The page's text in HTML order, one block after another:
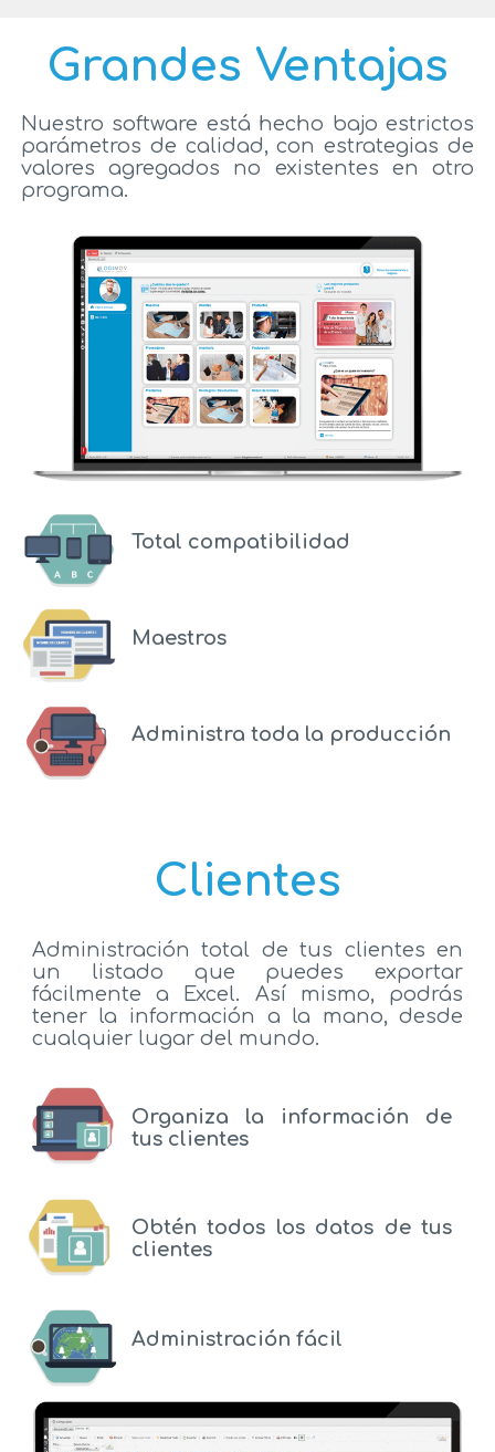
Grandes Ventajas
Nuestro software está hecho bajo estrictos
parámetros de calidad, con estrategias de
valores agregados no existentes en otro
programa.
Total compatibilidad
Maestros
Administra toda la producción
Clientes
Administración total de tus clientes en
un listado que puedes exportar
fácilmente a Excel. Así mismo, podrás
tener la información a la mano, desde
cualquier lugar del mundo.
Organiza la información de
tus clientes
Obtén todos los datos de tus
clientes
Administración fácil